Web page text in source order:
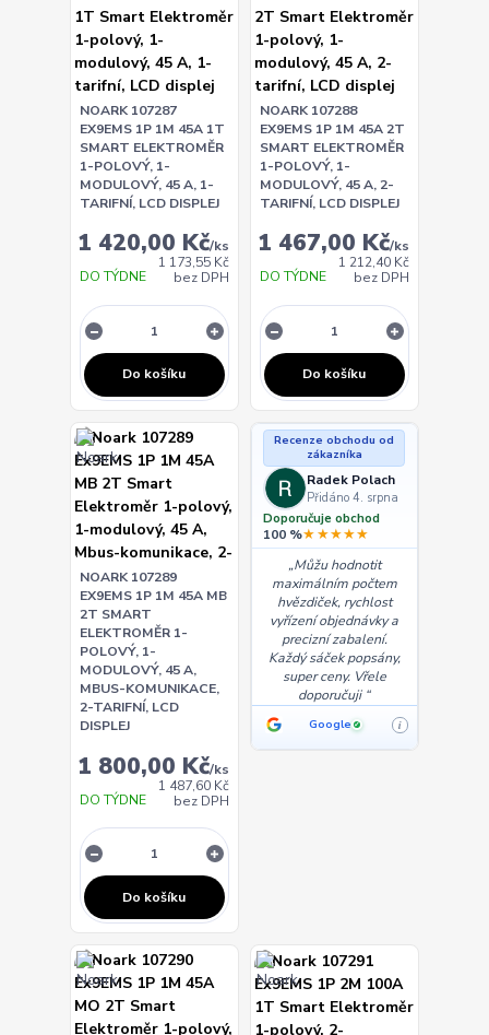
NOARK 107287
EX9EMS 1P 1M 45A 1T
SMART ELEKTROMĚR
1-POLOVÝ, 1-
MODULOVÝ, 45 A, 1-
TARIFNÍ, LCD DISPLEJ
1 420,00 Kč/ks
1 173,55 Kč
bez DPH
DO TÝDNE
Do košíku
NOARK 107288
EX9EMS 1P 1M 45A 2T
SMART ELEKTROMĚR
1-POLOVÝ, 1-
MODULOVÝ, 45 A, 2-
TARIFNÍ, LCD DISPLEJ
1 467,00 Kč/ks
1 212,40 Kč
bez DPH
DO TÝDNE
Do košíku
NOARK 107289
EX9EMS 1P 1M 45A MB
2T SMART
ELEKTROMĚR 1-
POLOVÝ, 1-
MODULOVÝ, 45 A,
MBUS-KOMUNIKACE,
2-TARIFNÍ, LCD
DISPLEJ
1 800,00 Kč/ks
1 487,60 Kč
bez DPH
DO TÝDNE
Do košíku
Recenze obchodu od
zákazníka
Radek Polach
Přidáno 4. srpna
Doporučuje obchod
100 %★★★★★
Můžu hodnotit
maximálním počtem
hvězdiček, rychlost
vyřízení objednávky a
precizní zabalení.
Každý sáček popsány,
super ceny. Vřele
doporučuji
Google ✓ i